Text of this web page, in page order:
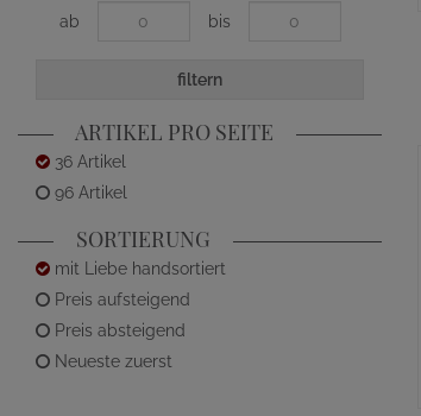
ab bis
filtern
ARTIKEL PRO SEITE
36 Artikel
96 Artikel
SORTIERUNG
mit Liebe handsortiert
Preis aufsteigend
Preis absteigend
Neueste zuerst